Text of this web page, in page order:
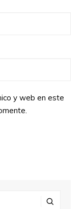
y web en este